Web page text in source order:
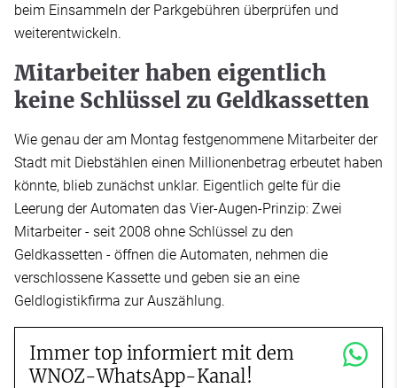
beim Einsammeln der Parkgebühren überprüfen und
weiterentwickeln.
Mitarbeiter haben eigentlich
keine Schlüssel zu Geldkassetten
Wie genau der am Montag festgenommene Mitarbeiter der
Stadt mit Diebstählen einen Millionenbetrag erbeutet haben
könnte, blieb zunächst unklar. Eigentlich gelte für die
Leerung der Automaten das Vier-Augen-Prinzip: Zwei
Mitarbeiter - seit 2008 ohne Schlüssel zu den
Geldkassetten - öffnen die Automaten, nehmen die
verschlossene Kassette und geben sie an eine
Geldlogistikfirma zur Auszählung.
Immer top informiert mit dem
WNOZ-WhatsApp-Kanal!